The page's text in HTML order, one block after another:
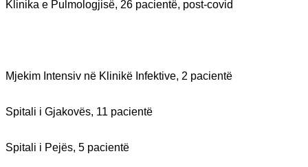
Klinika e Pulmologjisë, 26 pacientë, post-covid
Mjekim Intensiv në Klinikë Infektive, 2 pacientë
Spitali i Gjakovës, 11 pacientë
Spitali i Pejës, 5 pacientë